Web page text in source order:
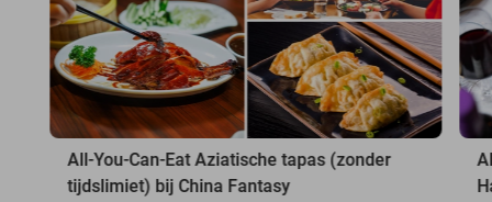
All-You-Can-Eat Aziatische tapas (zonder
tijdslimiet) bij China Fantasy